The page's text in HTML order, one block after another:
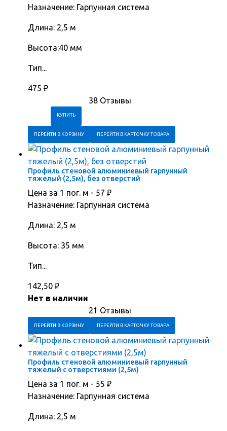
Назначение: Гарпунная система
Длина: 2,5 м
Высота:40 мм
Тип...
475 ₽
38 Отзывы
ПЕРЕЙТИ В КОРЗИНУ ПЕРЕЙТИ В КАРТОЧКУ ТОВАРА
Профиль стеновой алюминиевый гарпунный
тяжелый (2,5м), без отверстий
Цена за 1 пог. м - 57 ₽
Назначение: Гарпунная система
Длина: 2,5 м
Высота: 35 мм
Тип...
142,50 ₽
Нет в наличии
21 Отзывы
ПЕРЕЙТИ В КОРЗИНУ ПЕРЕЙТИ В КАРТОЧКУ ТОВАРА
Профиль стеновой алюминиевый гарпунный
тяжелый с отверстиями (2,5м)
Цена за 1 пог. м - 55 ₽
Назначение: Гарпунная система
Длина: 2,5 м